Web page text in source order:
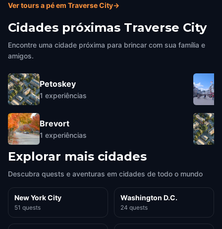
Ver tours a pé em Traverse City→
Cidades próximas Traverse City
Encontre uma cidade próxima para brincar com sua família e
amigos.
Petoskey
1 experiências
Brevort
1 experiências
Explorar mais cidades
Descubra quests e aventuras em cidades de todo o mundo
New York City
51 quests
Washington D.C.
24 quests